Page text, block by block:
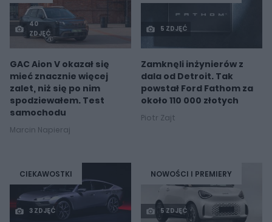
40
ZDJĘĆ
GAC Aion V okazał się
mieć znacznie więcej
zalet, niż się po nim
spodziewałem. Test
samochodu
Marcin Napieraj
5 ZDJĘĆ
Zamknęli inżynierów z
dala od Detroit. Tak
powstał Ford Fathom za
około 110 000 złotych
Piotr Zajt
CIEKAWOSTKI
3 ZDJĘĆ
NOWOŚCI I PREMIERY
5 ZDJĘĆ